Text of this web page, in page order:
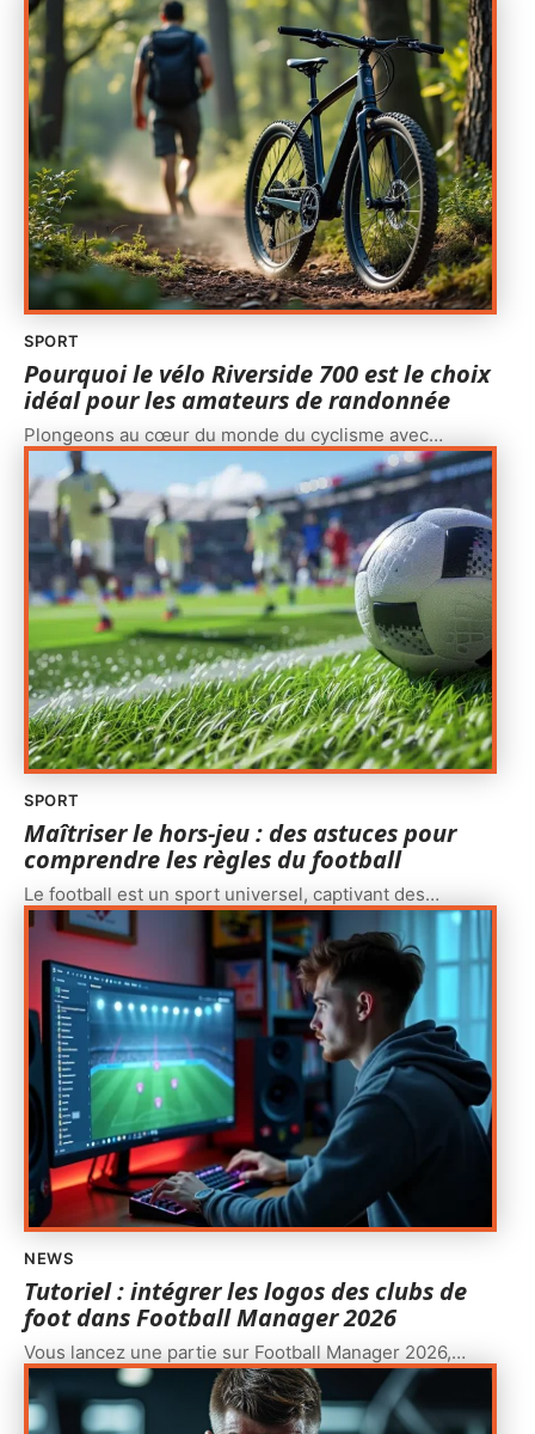
SPORT
Pourquoi le vélo Riverside 700 est le choix
idéal pour les amateurs de randonnée
Plongeons au cœur du monde du cyclisme avec…
SPORT
Maîtriser le hors-jeu : des astuces pour
comprendre les règles du football
Le football est un sport universel, captivant des…
NEWS
Tutoriel : intégrer les logos des clubs de
foot dans Football Manager 2026
Vous lancez une partie sur Football Manager 2026,…